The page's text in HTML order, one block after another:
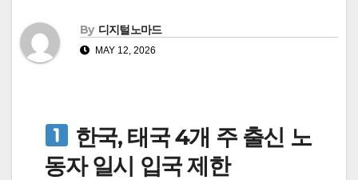
By 디지털노마드
MAY 12, 2026
한국, 태국 4개 주 출신 노
동자 일시 입국 제한